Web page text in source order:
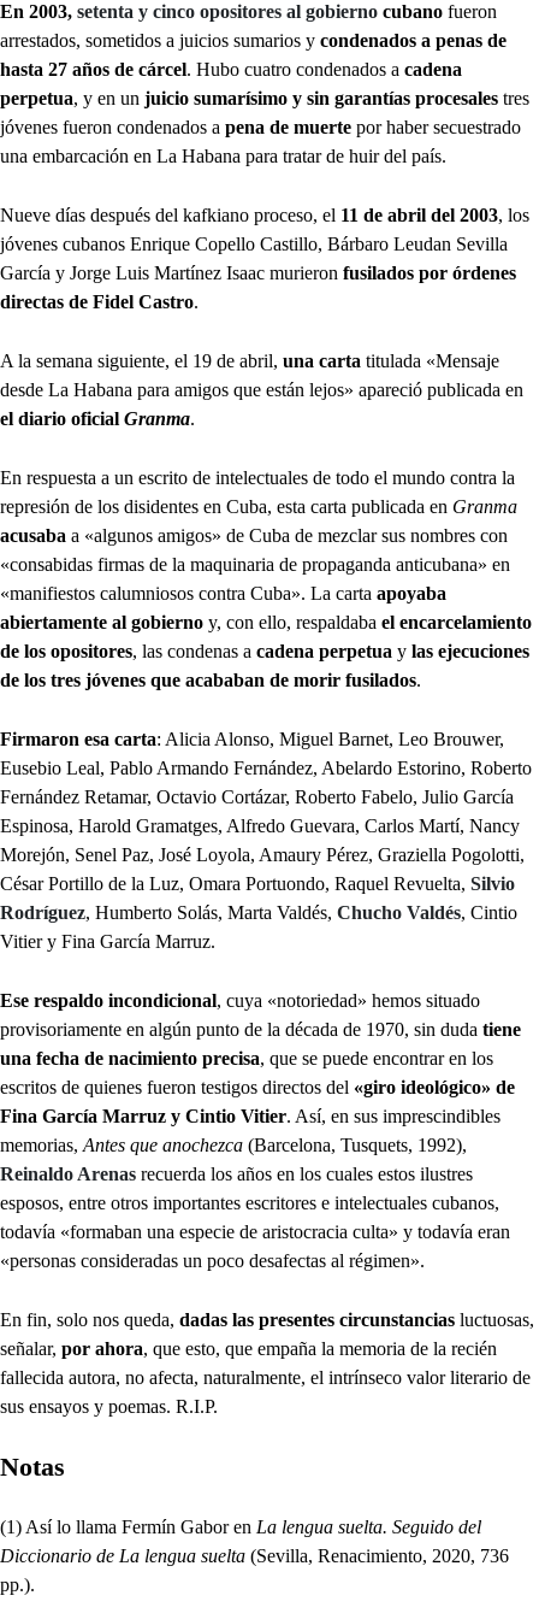
En 2003, setenta y cinco opositores al gobierno cubano fueron
arrestados, sometidos a juicios sumarios y condenados a penas de
hasta 27 años de cárcel. Hubo cuatro condenados a cadena
perpetua, y en un juicio sumarísimo y sin garantías procesales tres
jóvenes fueron condenados a pena de muerte por haber secuestrado
una embarcación en La Habana para tratar de huir del país.
Nueve días después del kafkiano proceso, el 11 de abril del 2003, los
jóvenes cubanos Enrique Copello Castillo, Bárbaro Leudan Sevilla
García y Jorge Luis Martínez Isaac murieron fusilados por órdenes
directas de Fidel Castro.
A la semana siguiente, el 19 de abril, una carta titulada «Mensaje
desde La Habana para amigos que están lejos» apareció publicada en
el diario oficial Granma.
En respuesta a un escrito de intelectuales de todo el mundo contra la
represión de los disidentes en Cuba, esta carta publicada en Granma
acusaba a «algunos amigos» de Cuba de mezclar sus nombres con
«consabidas firmas de la maquinaria de propaganda anticubana» en
«manifiestos calumniosos contra Cuba». La carta apoyaba
abiertamente al gobierno y, con ello, respaldaba el encarcelamiento
de los opositores, las condenas a cadena perpetua y las ejecuciones
de los tres jóvenes que acababan de morir fusilados.
Firmaron esa carta: Alicia Alonso, Miguel Barnet, Leo Brouwer,
Eusebio Leal, Pablo Armando Fernández, Abelardo Estorino, Roberto
Fernández Retamar, Octavio Cortázar, Roberto Fabelo, Julio García
Espinosa, Harold Gramatges, Alfredo Guevara, Carlos Martí, Nancy
Morejón, Senel Paz, José Loyola, Amaury Pérez, Graziella Pogolotti,
César Portillo de la Luz, Omara Portuondo, Raquel Revuelta, Silvio
Rodríguez, Humberto Solás, Marta Valdés, Chucho Valdés, Cintio
Vitier y Fina García Marruz.
Ese respaldo incondicional, cuya «notoriedad» hemos situado
provisoriamente en algún punto de la década de 1970, sin duda tiene
una fecha de nacimiento precisa, que se puede encontrar en los
escritos de quienes fueron testigos directos del «giro ideológico» de
Fina García Marruz y Cintio Vitier. Así, en sus imprescindibles
memorias, Antes que anochezca (Barcelona, Tusquets, 1992),
Reinaldo Arenas recuerda los años en los cuales estos ilustres
esposos, entre otros importantes escritores e intelectuales cubanos,
todavía «formaban una especie de aristocracia culta» y todavía eran
«personas consideradas un poco desafectas al régimen».
En fin, solo nos queda, dadas las presentes circunstancias luctuosas,
señalar, por ahora, que esto, que empaña la memoria de la recién
fallecida autora, no afecta, naturalmente, el intrínseco valor literario de
sus ensayos y poemas. R.I.P.
Notas
(1) Así lo llama Fermín Gabor en La lengua suelta. Seguido del
Diccionario de La lengua suelta (Sevilla, Renacimiento, 2020, 736
pp.).